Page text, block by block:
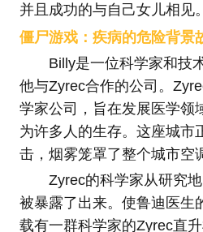
并且成功的与自己女儿相见。
僵尸游戏：疾病的危险背景
Billy是一位科学家和技
他与Zyrec合作的公司。
学家公司，旨在发展医学领
为许多人的生存。这座城市
击，烟雾笼罩了整个城市空
Zyrec的科学家从研究
被暴露了出来。使鲁迪医生
载有一群科学家的Zyrec直